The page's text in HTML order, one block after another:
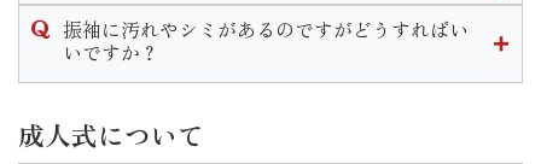
詳細は店舗までお問い合わせくださいませ。
結婚式やパーティなど様々なシーンで着用できる振袖はいつ
でも貸し出し可能です。
なお、成人式シーズンは一般レンタルは行っておりません。
振袖に汚れやシミがあるのですがどうすればい
いですか？
手入れを承っております。
汚れ具合によっては納期が長くかかる場合もございますので
成人式について